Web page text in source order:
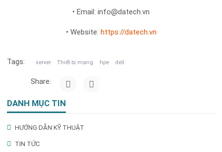
DANH MỤC TIN
HƯỚNG DẪN KỸ THUẬT
TIN TỨC
• Email: info@datech.vn
• Website: https://datech.vn
Tags: server Thiết bị mạng hpe dell
Share: